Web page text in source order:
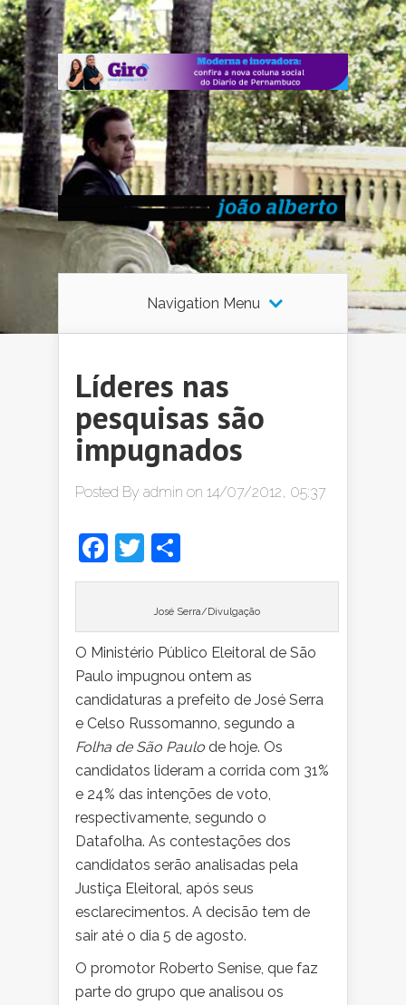
Navigation Menu
Líderes nas
pesquisas são
impugnados
Posted By admin on 14/07/2012, 05:37
Facebook
Twitter
José Serra/Divulgação
O Ministério Público Eleitoral de São
Paulo impugnou ontem as
candidaturas a prefeito de José Serra
e Celso Russomanno, segundo a
Folha de São Paulo de hoje. Os
candidatos lideram a corrida com 31%
e 24% das intenções de voto,
respectivamente, segundo o
Datafolha. As contestações dos
candidatos serão analisadas pela
Justiça Eleitoral, após seus
esclarecimentos. A decisão tem de
sair até o dia 5 de agosto.
O promotor Roberto Senise, que faz
parte do grupo que analisou os